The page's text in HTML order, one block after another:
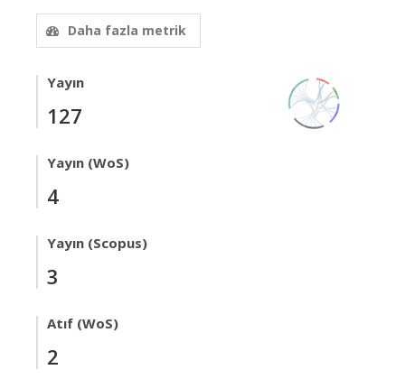
Daha fazla metrik
Yayın
127
Yayın (WoS)
4
Yayın (Scopus)
3
Atıf (WoS)
2